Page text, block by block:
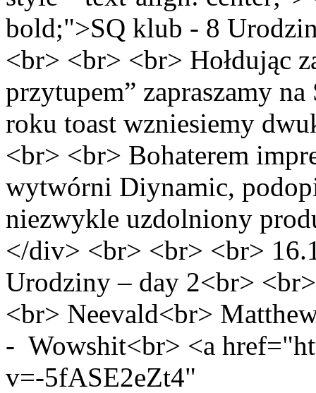
bold;">SQ klub - 8
<br> <br> <br> Hołdując
przytupem” zapraszamy
roku toast wzniesiemy
<br> <br> Bohaterem
wytwórni Diynamic,
niezwykle uzdolniony
</div> <br> <br> <br>
Urodziny – day 2<br>
<br> Neevald<br>
- Wowshit<br> <a
v=-5fASE2eZt4"